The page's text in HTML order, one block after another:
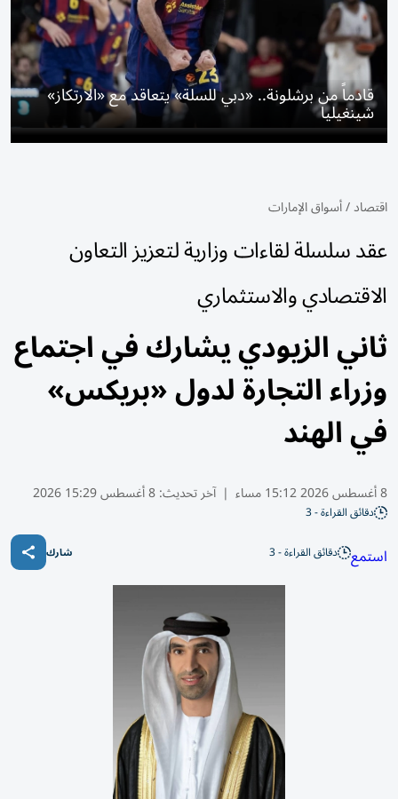
قادماً من برشلونة.. «دبي للسلة» يتعاقد مع «الارتكاز»
شينغيليا
اقتصاد/أسواق الإمارات
عقد سلسلة لقاءات وزارية لتعزيز التعاون
الاقتصادي والاستثماري
ثاني الزيودي يشارك في اجتماع
وزراء التجارة لدول «بريكس»
في الهند
8 أغسطس 2026 15:12 مساء | آخر تحديث:8 أغسطس 15:29 2026
دقائق القراءة - 3
استمع دقائق القراءة - 3 شارك